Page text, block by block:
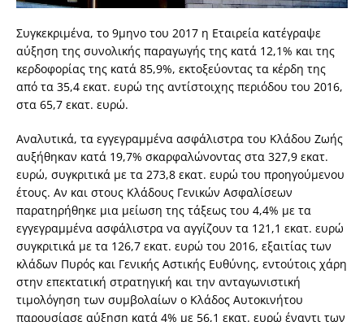
Συγκεκριμένα, το 9μηνο του 2017 η Εταιρεία κατέγραψε
αύξηση της συνολικής παραγωγής της κατά 12,1% και της
κερδοφορίας της κατά 85,9%, εκτοξεύοντας τα κέρδη της
από τα 35,4 εκατ. ευρώ της αντίστοιχης περιόδου του 2016,
στα 65,7 εκατ. ευρώ.
Αναλυτικά, τα εγγεγραμμένα ασφάλιστρα του Κλάδου Ζωής
αυξήθηκαν κατά 19,7% σκαρφαλώνοντας στα 327,9 εκατ.
ευρώ, συγκριτικά με τα 273,8 εκατ. ευρώ του προηγούμενου
έτους. Αν και στους Κλάδους Γενικών Ασφαλίσεων
παρατηρήθηκε μια μείωση της τάξεως του 4,4% με τα
εγγεγραμμένα ασφάλιστρα να αγγίζουν τα 121,1 εκατ. ευρώ
συγκριτικά με τα 126,7 εκατ. ευρώ του 2016, εξαιτίας των
κλάδων Πυρός και Γενικής Αστικής Ευθύνης, εντούτοις χάρη
στην επεκτατική στρατηγική και την ανταγωνιστική
τιμολόγηση των συμβολαίων ο Κλάδος Αυτοκινήτου
παρουσίασε αύξηση κατά 4% με 56,1 εκατ. ευρώ έναντι των